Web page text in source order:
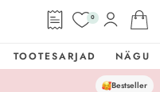
0
TOOTESARJAD NÄGU
Bestseller